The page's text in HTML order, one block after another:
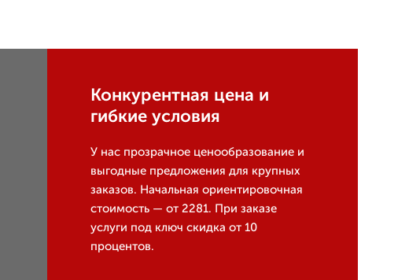
Конкурентная цена и
гибкие условия
У нас прозрачное ценообразование и
выгодные предложения для крупных
заказов. Начальная ориентировочная
стоимость — от 2281. При заказе
услуги под ключ скидка от 10
процентов.